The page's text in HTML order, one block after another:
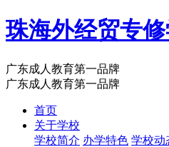
珠海外经贸专
广东成人教育第一品牌
广东成人教育第一品牌
首页
关于学校
学校简介 办学特色 学校动